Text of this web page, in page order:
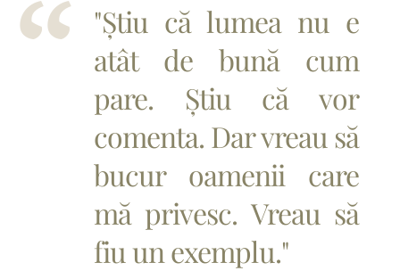
"Știu că lumea nu e
atât de bună cum
pare. Știu că vor
comenta. Dar vreau să
bucur oamenii care
mă privesc. Vreau să
fiu un exemplu."